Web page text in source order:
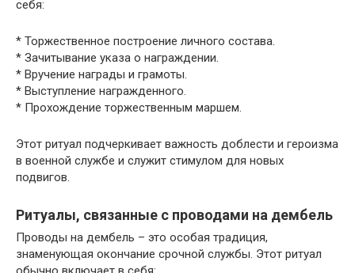
себя:
* Торжественное построение личного состава.
* Зачитывание указа о награждении.
* Вручение награды и грамоты.
* Выступление награжденного.
* Прохождение торжественным маршем.
Этот ритуал подчеркивает важность доблести и героизма
в военной службе и служит стимулом для новых
подвигов.
Ритуалы, связанные с проводами на дембель
Проводы на дембель – это особая традиция,
знаменующая окончание срочной службы. Этот ритуал